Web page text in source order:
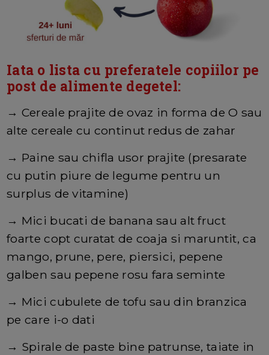
Iata o lista cu preferatele copiilor pe
post de alimente degetel:
→ Cereale prajite de ovaz in forma de O sau
alte cereale cu continut redus de zahar
→ Paine sau chifla usor prajite (presarate
cu putin piure de legume pentru un
surplus de vitamine)
→ Mici bucati de banana sau alt fruct
foarte copt curatat de coaja si maruntit, ca
mango, prune, pere, piersici, pepene
galben sau pepene rosu fara seminte
→ Mici cubulete de tofu sau din branzica
pe care i-o dati
→ Spirale de paste bine patrunse, taiate in